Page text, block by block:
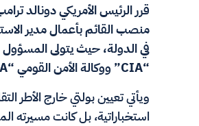
قرر الرئيس الأمريكي دونالد
منصب القائم بأعمال مدير
في الدولة، حيث يتولى المسؤول
“CIA” ووكالة الأمن القومي “NSA”.
ويأتي تعيين بولتي خارج الأطر
استخباراتية، بل كانت مسيرته